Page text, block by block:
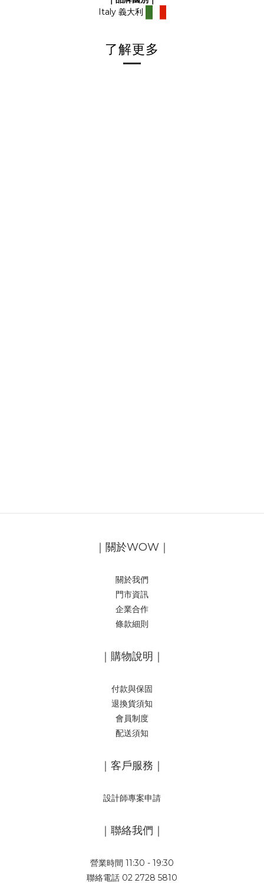
Italy 義大利
了解更多
｜關於WOW｜
關於我們
門市資訊
企業合作
條款細則
｜購物說明｜
付款與保固
退換貨須知
會員制度
配送須知
｜客戶服務｜
設計師專案申請
｜聯絡我們｜
營業時間 11:30 - 19:30
聯絡電話 02 2728 5810